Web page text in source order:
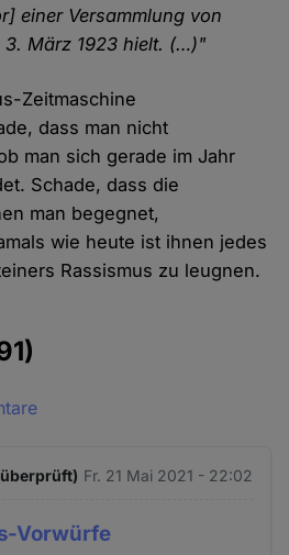
einer Versammlung von
3. März 1923 hielt. (…)"
Zeitmaschine
dass man nicht
man sich gerade im Jahr
Schade, dass die
man begegnet,
wie heute ist ihnen jedes
Rassismus zu leugnen.
Fr. 21 Mai 2021 - 22:02
Vorwürfe